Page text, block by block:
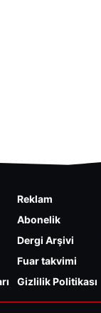
Reklam
Abonelik
Dergi Arşivi
Fuar takvimi
Gizlilik Politikası